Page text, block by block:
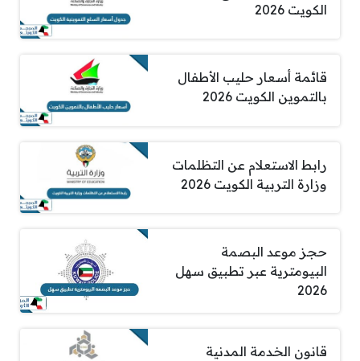
الكويت 2026
قائمة أسعار حليب الأطفال
بالتموين الكويت 2026
رابط الاستعلام عن التظلمات
وزارة التربية الكويت 2026
حجز موعد البصمة
البيومترية عبر تطبيق سهل
2026
قانون الخدمة المدنية